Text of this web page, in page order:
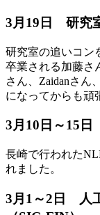
3月19日 研究
研究室の追いコン
卒業される加藤さ
さん、Zaidanさん
になってからも頑
3月10日～15
長崎で行われた
れました。
3月1～2日 人